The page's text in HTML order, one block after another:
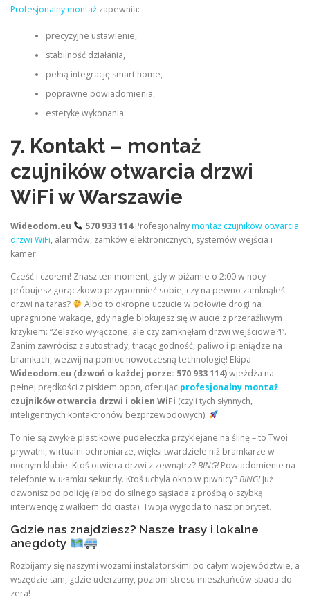
Profesjonalny montaż zapewnia:
precyzyjne ustawienie,
stabilność działania,
pełną integrację smart home,
poprawne powiadomienia,
estetykę wykonania.
7. Kontakt – montaż
czujników otwarcia drzwi
WiFi w Warszawie
Wideodom.eu 570 933 114Profesjonalnymontaż czujników otwarcia
drzwi WiFi, alarmów, zamków elektronicznych, systemów wejścia i
kamer.
Cześć i czołem! Znasz ten moment, gdy w piżamie o 2:00 w nocy
próbujesz gorączkowo przypomnieć sobie, czy na pewno zamknąłeś
drzwi na taras?
Albo to okropne uczucie w połowie drogi na
upragnione wakacje, gdy nagle blokujesz się w aucie z przeraźliwym
krzykiem: “Żelazko wyłączone, ale czy zamknęłam drzwi wejściowe?!”.
Zanim zawrócisz z autostrady, tracąc godność, paliwo i pieniądze na
bramkach, wezwij na pomoc nowoczesną technologię! Ekipa
Wideodom.eu (dzwoń o każdej porze: 570 933 114)wjeżdża na
pełnej prędkości z piskiem opon, oferując profesjonalny montaż
czujników otwarcia drzwi i okien WiFi (czyli tych słynnych,
inteligentnych kontaktronów bezprzewodowych).
To nie są zwykłe plastikowe pudełeczka przyklejane na ślinę – to Twoi
prywatni, wirtualni ochroniarze, więksi twardziele niż bramkarze w
nocnym klubie. Ktoś otwiera drzwi z zewnątrz?BING! Powiadomienie na
telefonie w ułamku sekundy. Ktoś uchyla okno w piwnicy?BING! Już
dzwonisz po policję (albo do silnego sąsiada z prośbą o szybką
interwencję z wałkiem do ciasta). Twoja wygoda to nasz priorytet.
Gdzie nas znajdziesz? Nasze trasy i lokalne
anegdoty
Rozbijamy się naszymi wozami instalatorskimi po całym województwie, a
wszędzie tam, gdzie uderzamy, poziom stresu mieszkańców spada do
zera!